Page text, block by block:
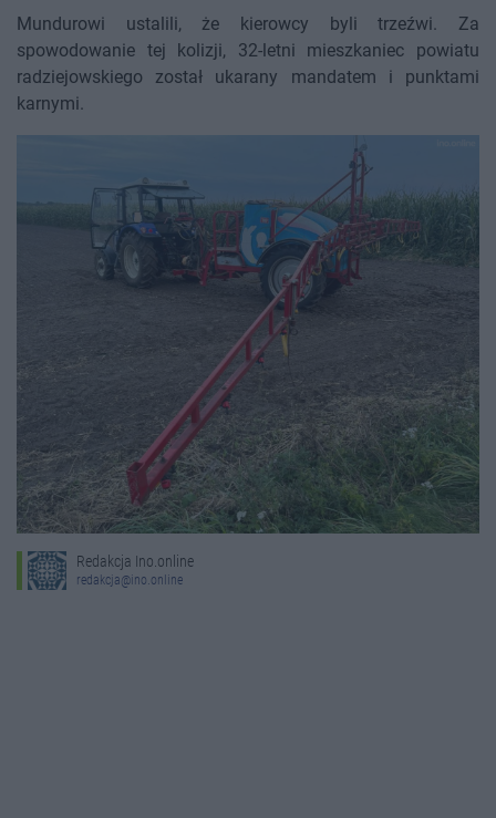
Mundurowi ustalili, że kierowcy byli trzeźwi. Za
spowodowanie tej kolizji, 32-letni mieszkaniec powiatu
radziejowskiego został ukarany mandatem i punktami
karnymi.
Redakcja Ino.online
redakcja@ino.online